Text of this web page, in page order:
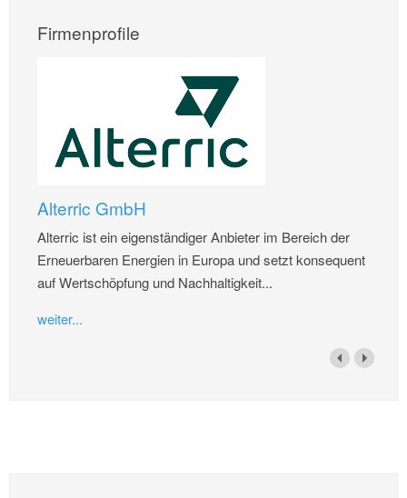
Firmenprofile
Alterric GmbH
Alterric ist ein eigenständiger Anbieter im Bereich der
Erneuerbaren Energien in Europa und setzt konsequent
auf Wertschöpfung und Nachhaltigkeit...
weiter...